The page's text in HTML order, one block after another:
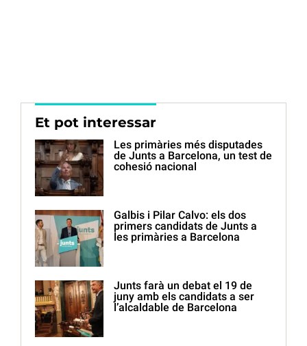
Et pot interessar
Les primàries més disputades
de Junts a Barcelona, un test de
cohesió nacional
Galbis i Pilar Calvo: els dos
primers candidats de Junts a
les primàries a Barcelona
Junts farà un debat el 19 de
juny amb els candidats a ser
l’alcaldable de Barcelona